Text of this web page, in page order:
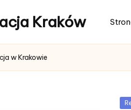
Kraków
w Krakowie